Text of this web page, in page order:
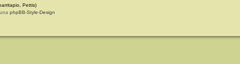
Pettis)
phpBB-Style-Design